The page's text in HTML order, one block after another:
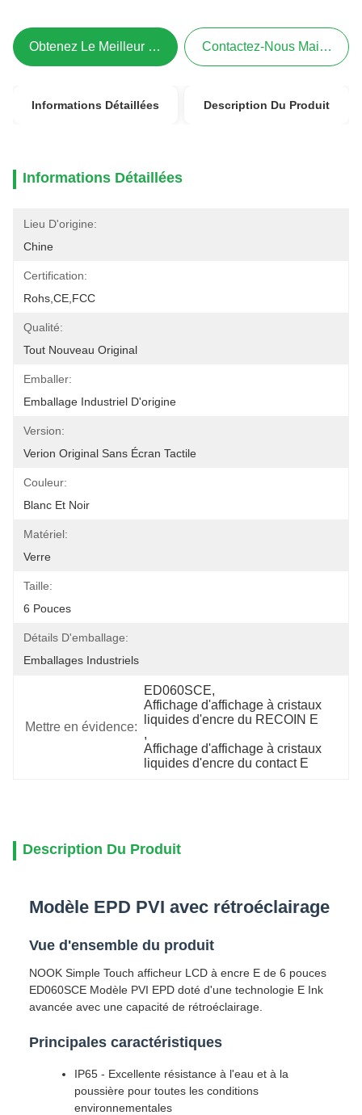
Obtenez Le Meilleur Prix Contactez-Nous Maintenant
Informations Détaillées Description Du Produit
Informations Détaillées
Lieu D'origine:
Chine
Certification:
Rohs,CE,FCC
Qualité:
Tout Nouveau Original
Emballer:
Emballage Industriel D'origine
Version:
Verion Original Sans Écran Tactile
Couleur:
Blanc Et Noir
Matériel:
Verre
Taille:
6 Pouces
Détails D'emballage:
Emballages Industriels
Mettre en évidence:
ED060SCE,
Affichage d'affichage à cristaux
liquides d'encre du RECOIN E
,
Affichage d'affichage à cristaux
liquides d'encre du contact E
Description Du Produit
Modèle EPD PVI avec rétroéclairage
Vue d'ensemble du produit
NOOK Simple Touch afficheur LCD à encre E de 6 pouces
ED060SCE Modèle PVI EPD doté d'une technologie E Ink
avancée avec une capacité de rétroéclairage.
Principales caractéristiques
IP65 - Excellente résistance à l'eau et à la
poussière pour toutes les conditions
environnementales